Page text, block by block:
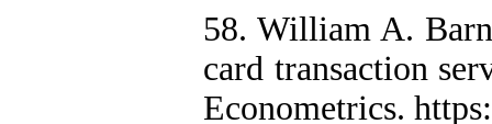
58. William A.
card transaction
Econometrics.